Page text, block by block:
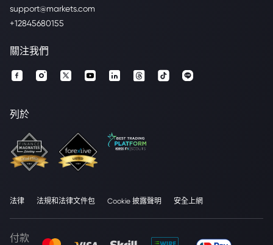
support@markets.com
+12845680155
關注我們
列於
法律 法規和法律文件包 Cookie 披露聲明 安全上網
付款